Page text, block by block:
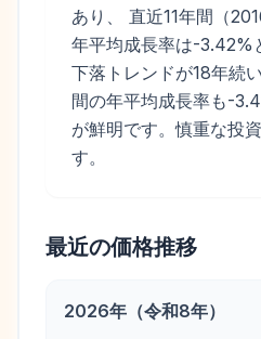
あり、 直近11年間（
年平均成長率は-3.42%
下落トレンドが18年続
間の年平均成長率も-
が鮮明です。慎重な投
す。
最近の価格推移
2026年（令和8年）